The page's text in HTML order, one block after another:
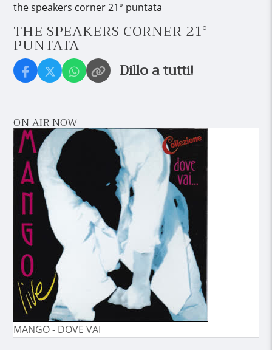
the speakers corner 21° puntata
THE SPEAKERS CORNER 21°
PUNTATA
Dillo a tutti!
ON AIR NOW
MANGO - DOVE VAI